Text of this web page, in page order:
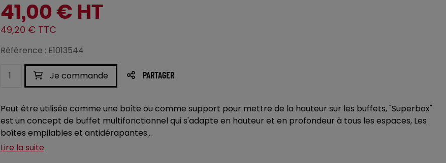
41,00 € HT
49,20 € TTC
Référence : E1013544
Je commande PARTAGER
Peut être utilisée comme une boîte ou comme support pour mettre de la hauteur sur les buffets, "Superbox"
est un concept de buffet multifonctionnel qui s'adapte en hauteur et en profondeur à tous les espaces, Les
boîtes empilables et antidérapantes...
Lire la suite